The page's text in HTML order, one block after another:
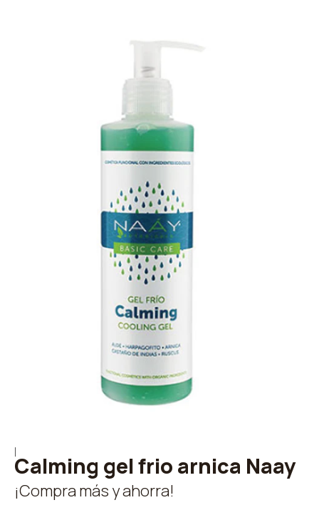
Calming gel frio arnica Naay
¡Compra más y ahorra!